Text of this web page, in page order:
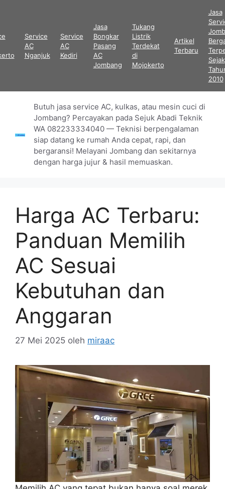
Service
AC
Nganjuk
Service
AC
Kediri
Jasa
Bongkar
Pasang
AC
Jombang
Tukang
Listrik
Terdekat
di
Mojokerto
Artikel
Terbaru
Jasa
Sejak
2010
Butuh jasa service AC, kulkas, atau mesin cuci di
Jombang? Percayakan pada Sejuk Abadi Teknik
WA 082233334040 — Teknisi berpengalaman
siap datang ke rumah Anda cepat, rapi, dan
bergaransi! Melayani Jombang dan sekitarnya
dengan harga jujur & hasil memuaskan.
Harga AC Terbaru:
Panduan Memilih
AC Sesuai
Kebutuhan dan
Anggaran
27 Mei 2025 oleh miraac